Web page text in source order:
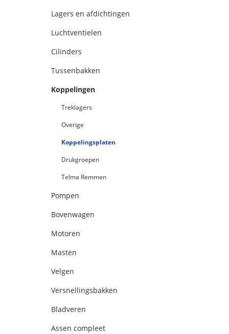
Lagers en afdichtingen
Luchtventielen
Cilinders
Tussenbakken
Koppelingen
Treklagers
Overige
Koppelingsplaten
Drukgroepen
Telma Remmen
Pompen
Bovenwagen
Motoren
Masten
Velgen
Versnellingsbakken
Bladveren
Assen compleet